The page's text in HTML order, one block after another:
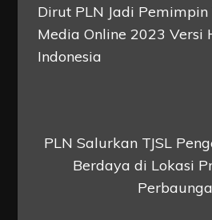
navigation
Dirut PLN Jadi
Media Online 2023 Versi
Indonesia
PLN Salurkan TJSL
Berdaya di Lokasi